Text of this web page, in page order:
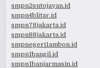
smpn2sutojayan.id
smpn4blitar.id
smpn78jakarta.id
smpn88jakarta.id
smpnegeri1ambon.id
smpn1bangil.id
smpn1banjarmasin.id